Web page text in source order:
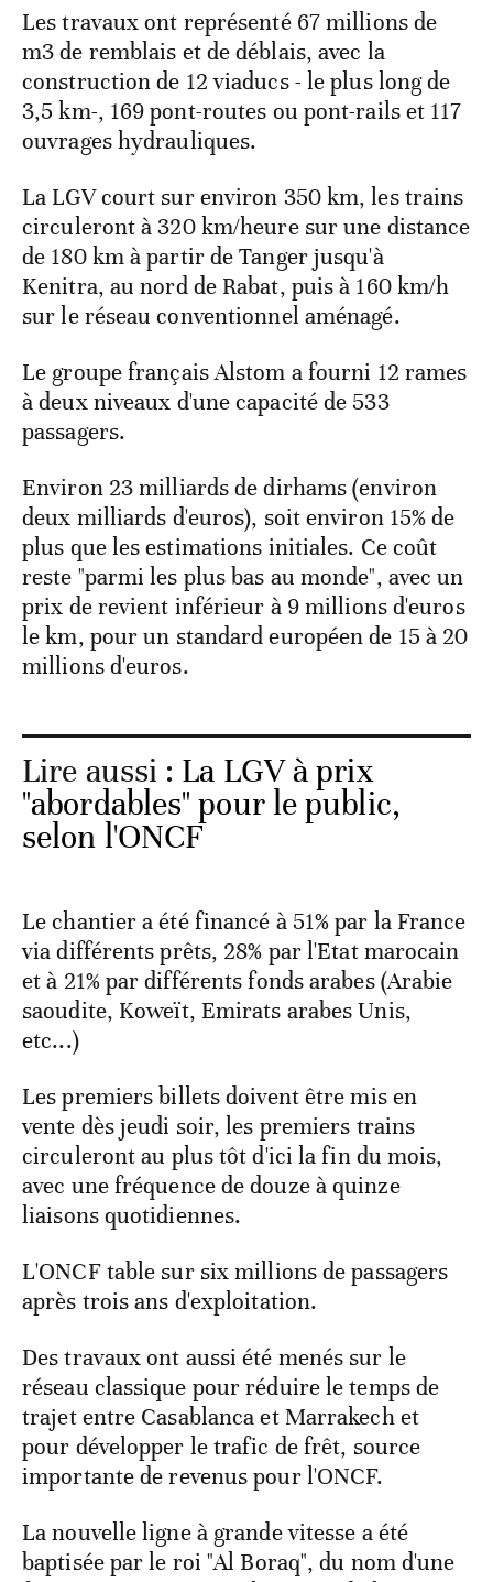
Les travaux ont représenté 67 millions de
m3 de remblais et de déblais, avec la
construction de 12 viaducs - le plus long de
3,5 km-, 169 pont-routes ou pont-rails et 117
ouvrages hydrauliques.
La LGV court sur environ 350 km, les trains
circuleront à 320 km/heure sur une distance
de 180 km à partir de Tanger jusqu'à
Kenitra, au nord de Rabat, puis à 160 km/h
sur le réseau conventionnel aménagé.
Le groupe français Alstom a fourni 12 rames
à deux niveaux d'une capacité de 533
passagers.
Environ 23 milliards de dirhams (environ
deux milliards d'euros), soit environ 15% de
plus que les estimations initiales. Ce coût
reste "parmi les plus bas au monde", avec un
prix de revient inférieur à 9 millions d'euros
le km, pour un standard européen de 15 à 20
millions d'euros.
Lire aussi : La LGV à prix
"abordables" pour le public,
selon l'ONCF
Le chantier a été financé à 51% par la France
via différents prêts, 28% par l'Etat marocain
et à 21% par différents fonds arabes (Arabie
saoudite, Koweït, Emirats arabes Unis,
etc...)
Les premiers billets doivent être mis en
vente dès jeudi soir, les premiers trains
circuleront au plus tôt d'ici la fin du mois,
avec une fréquence de douze à quinze
liaisons quotidiennes.
L'ONCF table sur six millions de passagers
après trois ans d'exploitation.
Des travaux ont aussi été menés sur le
réseau classique pour réduire le temps de
trajet entre Casablanca et Marrakech et
pour développer le trafic de frêt, source
importante de revenus pour l'ONCF.
La nouvelle ligne à grande vitesse a été
baptisée par le roi "Al Boraq", du nom d'une